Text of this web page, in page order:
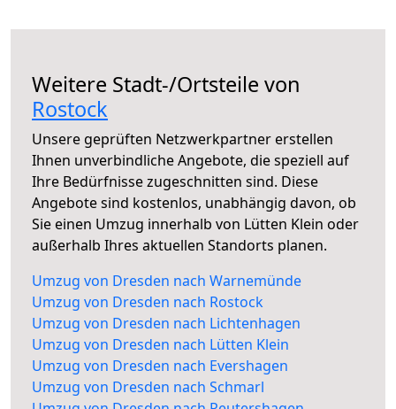
Weitere Stadt-/Ortsteile von
Rostock
Unsere geprüften Netzwerkpartner erstellen
Ihnen unverbindliche Angebote, die speziell auf
Ihre Bedürfnisse zugeschnitten sind. Diese
Angebote sind kostenlos, unabhängig davon, ob
Sie einen Umzug innerhalb von Lütten Klein oder
außerhalb Ihres aktuellen Standorts planen.
Umzug von Dresden nach Warnemünde
Umzug von Dresden nach Rostock
Umzug von Dresden nach Lichtenhagen
Umzug von Dresden nach Lütten Klein
Umzug von Dresden nach Evershagen
Umzug von Dresden nach Schmarl